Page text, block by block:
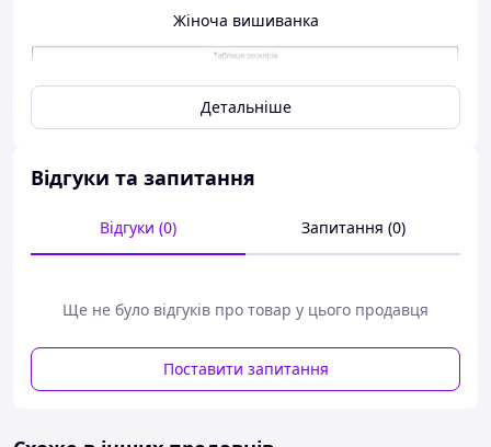
Жіноча вишиванка
Плаття для дівчинки
Таблиця розмірів
Розмір Ширина Довжина
Довжина ру
116
30
Детальніше
Відгуки та запитання
Відгуки (0) Запитання (0)
Ще не було відгуків про товар у цього продавця
Поставити запитання